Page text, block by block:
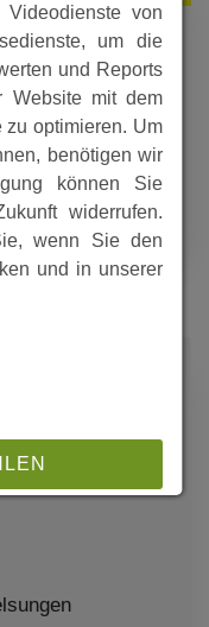
von
von
um die
und Reports
Website mit dem
zu optimieren. Um
benötigen wir
können Sie
widerrufen.
wenn Sie den
und in unserer